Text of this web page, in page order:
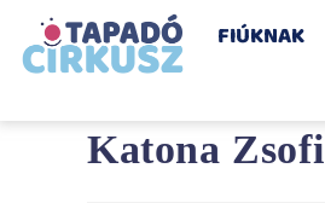
FIÚKNAK
Katona Zsofi